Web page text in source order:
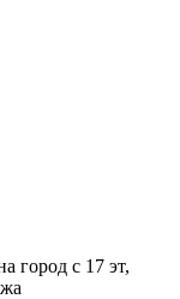
город с 17 эт,